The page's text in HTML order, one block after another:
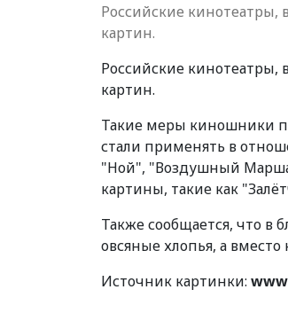
Российские кинотеатры,
картин.
Российские кинотеатры,
картин.
Такие меры киношники
стали применять в
"Ной", "Воздушный
картины, такие как
Также сообщается, что в
овсяные хлопья, а вместо
Источник картинки: